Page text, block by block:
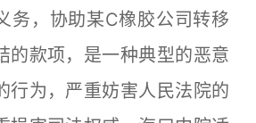
务，协助某C橡胶公司转移
的款项，是一种典型的恶意
行为，严重妨害人民法院的